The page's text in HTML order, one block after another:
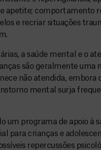
apetite; comportamento
e recriar situações
a saúde mental e o
são geralmente uma
não atendida, embora
mental surja
um programa de apoio à
para crianças e
repercussões